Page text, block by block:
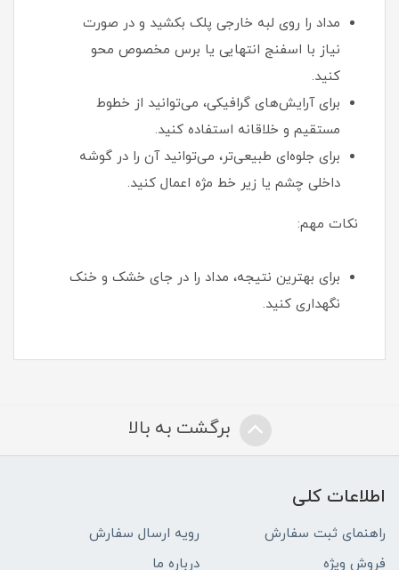
مداد را روی لبه خارجی پلک بکشید و در صورت
نیاز با اسفنج انتهایی یا برس مخصوص محو
کنید.
برای آرایش‌های گرافیکی، می‌توانید از خطوط
مستقیم و خلاقانه استفاده کنید.
برای جلوه‌ای طبیعی‌تر، می‌توانید آن را در گوشه
داخلی چشم یا زیر خط مژه اعمال کنید.
نکات مهم:
برای بهترین نتیجه، مداد را در جای خشک و خنک
نگهداری کنید.
برگشت به بالا
اطلاعات کلی
راهنمای ثبت سفارش
رویه ارسال سفارش
فروش ویژه
درباره ما